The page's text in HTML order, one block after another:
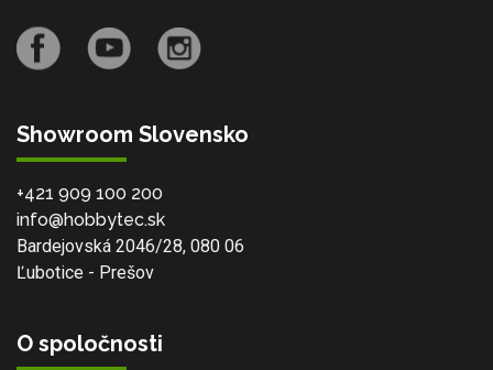
Showroom Slovensko
+421 909 100 200
info@hobbytec.sk
Bardejovská 2046/28, 080 06
Ľubotice - Prešov
O spoločnosti